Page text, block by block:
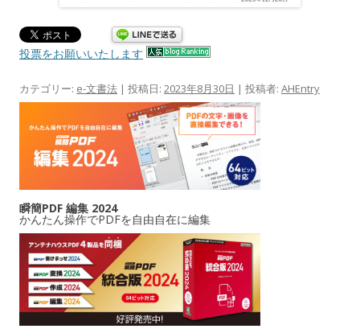
投票をお願いいたします
カテゴリー: e-文書法 | 投稿日: 2023年8月30日 | 投稿者: AHEntry
瞬簡PDF 編集 2024
かんたん操作でPDFを自由自在に編集